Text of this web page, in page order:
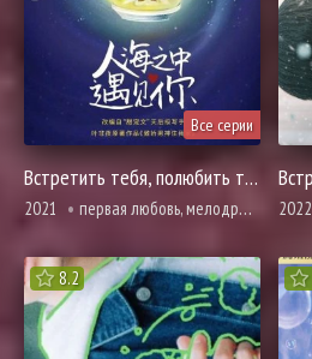
Все серии
Встретить тебя, полюбить тебя
2021 первая любовь, мелодрама, повседневность, романтика, про призраков, демонов и сверхъестественное, про школу и школьников 2022
8.2